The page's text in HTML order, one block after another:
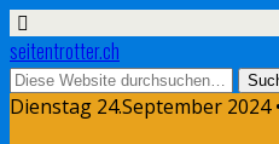
seitentrotter.ch
Dienstag 24.September 2024